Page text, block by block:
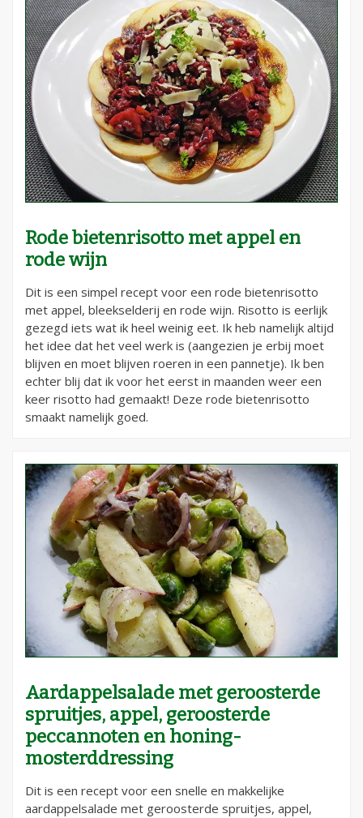
Rode bietenrisotto met appel en
rode wijn
Dit is een simpel recept voor een rode bietenrisotto
met appel, bleekselderij en rode wijn. Risotto is eerlijk
gezegd iets wat ik heel weinig eet. Ik heb namelijk altijd
het idee dat het veel werk is (aangezien je erbij moet
blijven en moet blijven roeren in een pannetje). Ik ben
echter blij dat ik voor het eerst in maanden weer een
keer risotto had gemaakt! Deze rode bietenrisotto
smaakt namelijk goed.
Aardappelsalade met geroosterde
spruitjes, appel, geroosterde
peccannoten en honing-
mosterddressing
Dit is een recept voor een snelle en makkelijke
aardappelsalade met geroosterde spruitjes, appel,